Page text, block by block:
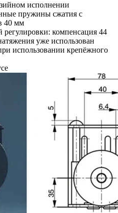
исполнении
пружины сжатия с
40 мм
регулировки: компенсация 44
уже использован
использовании крепёжного